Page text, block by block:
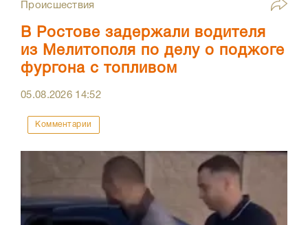
Происшествия
В Ростове задержали водителя
из Мелитополя по делу о поджоге
фургона с топливом
05.08.2026 14:52
Комментарии